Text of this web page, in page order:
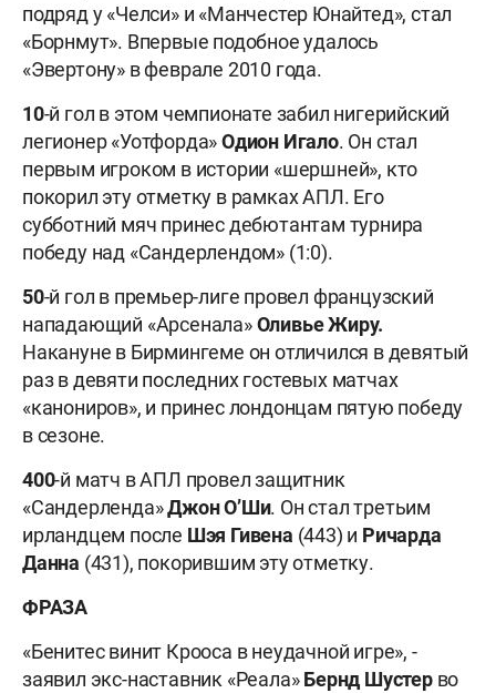
подряд у «Челси» и «Манчестер Юнайтед», стал
«Борнмут». Впервые подобное удалось
«Эвертону» в феврале 2010 года.
10-й гол в этом чемпионате забил нигерийский
легионер «Уотфорда»Одион Игало. Он стал
первым игроком в истории «шершней», кто
покорил эту отметку в рамках АПЛ. Его
субботний мяч принес дебютантам турнира
победу над «Сандерлендом» (1:0).
50-й гол в премьер-лиге провел французский
нападающий «Арсенала»Оливье Жиру.
Накануне в Бирмингеме он отличился в девятый
раз в девяти последних гостевых матчах
«канониров», и принес лондонцам пятую победу
в сезоне.
400-й матч в АПЛ провел защитник
«Сандерленда»Джон О’Ши. Он стал третьим
ирландцем после Шэя Гивена (443) и Ричарда
Данна (431), покорившим эту отметку.
ФРАЗА
«Бенитес винит Крооса в неудачной игре», -
заявил экс-наставник «Реала»Бернд Шустерво